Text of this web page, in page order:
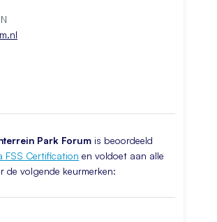
Park Forum is beoordeeld
FSS Certification en voldoet aan alle
de volgende keurmerken: